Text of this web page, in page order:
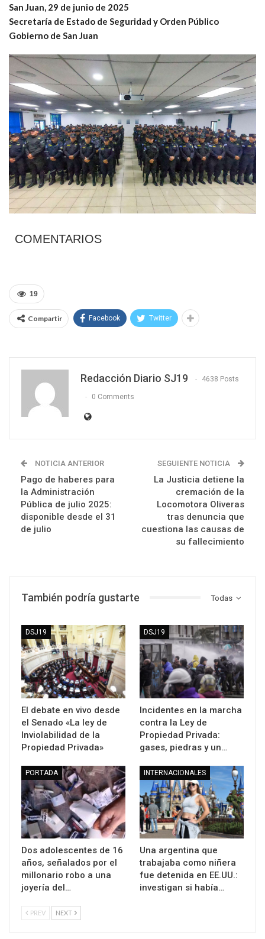
San Juan, 29 de junio de 2025
Secretaría de Estado de Seguridad y Orden Público
Gobierno de San Juan
COMENTARIOS
19
Compartir Facebook Twitter
Redacción Diario SJ19 4638 Posts
0 Comments
NOTICIA ANTERIOR
Pago de haberes para
la Administración
Pública de julio 2025:
disponible desde el 31
de julio
SEGUIENTE NOTICIA
La Justicia detiene la
cremación de la
Locomotora Oliveras
tras denuncia que
cuestiona las causas de
su fallecimiento
Todas
También podría gustarte
DSJ19
El debate en vivo desde
el Senado «La ley de
Inviolabilidad de la
Propiedad Privada»
DSJ19
Incidentes en la marcha
contra la Ley de
Propiedad Privada:
gases, piedras y un…
PORTADA
Dos adolescentes de 16
años, señalados por el
millonario robo a una
joyería del…
INTERNACIONALES
Una argentina que
trabajaba como niñera
fue detenida en EE.UU.:
investigan si había…
PREV NEXT